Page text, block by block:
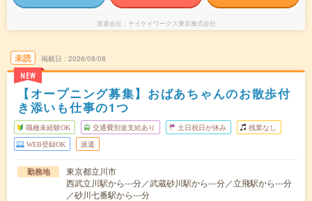
派遣会社 テイケイワークス東京株式会社
未読
NEW
掲載日 2026/08/08
【オープニング募集】おばあちゃんのお散歩付
き添いも仕事の1つ
職種未経験OK 交通費別途支給あり 土日祝日が休み 残業なし
WEB登録OK 派遣
勤務地
東京都立川市
西武立川駅から---分／武蔵砂川駅から---分／立飛駅から---分
／砂川七番駅から---分